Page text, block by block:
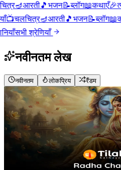
🪔आरती🎵भजन📝ब्लॉग📖कथाएँ🎉
चलचित्र🪔आरती🎵भजन📝ब्लॉग📖
सभी श्रेणियाँ
नवीनतम लेख
नवीनतम लोकप्रिय रैंडम